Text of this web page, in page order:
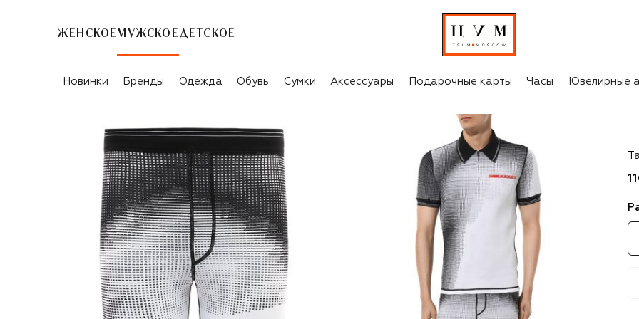
ЖЕНСКОЕ МУЖСКОЕ ДЕТСКОЕ
Новинки Бренды Одежда Обувь Сумки Аксессуары Подарочные карты Часы Ювелирные